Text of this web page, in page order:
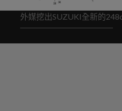
外媒挖出SUZUKI全新的